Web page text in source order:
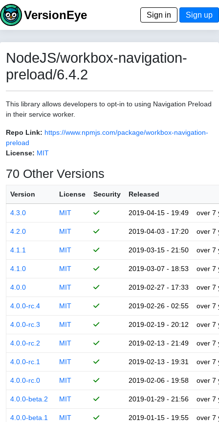
VersionEye Sign in Sign up
NodeJS/workbox-navigation-
preload/6.4.2
This library allows developers to opt-in to using Navigation Preload
in their service worker.
Repo Link: https://www.npmjs.com/package/workbox-navigation-
preload
License: MIT
70 Other Versions
Version License Security Released
4.3.0 MIT 2019-04-15 - 19:49 over 7
4.2.0 MIT 2019-04-03 - 17:20 over 7
4.1.1 MIT 2019-03-15 - 21:50 over 7
4.1.0 MIT 2019-03-07 - 18:53 over 7
4.0.0 MIT 2019-02-27 - 17:33 over 7
4.0.0-rc.4 MIT 2019-02-26 - 02:55 over 7
4.0.0-rc.3 MIT 2019-02-19 - 20:12 over 7
4.0.0-rc.2 MIT 2019-02-13 - 21:49 over 7
4.0.0-rc.1 MIT 2019-02-13 - 19:31 over 7
4.0.0-rc.0 MIT 2019-02-06 - 19:58 over 7
4.0.0-beta.2 MIT 2019-01-29 - 21:56 over 7
4.0.0-beta.1 MIT 2019-01-15 - 19:55 over 7